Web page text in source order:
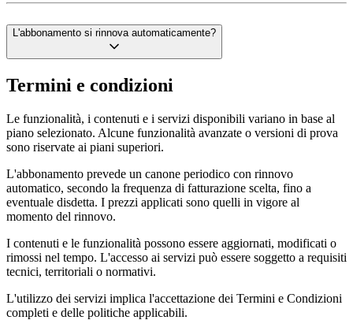
L'abbonamento si rinnova automaticamente?
Termini e condizioni
Le funzionalità, i contenuti e i servizi disponibili variano in base al
piano selezionato. Alcune funzionalità avanzate o versioni di prova
sono riservate ai piani superiori.
L'abbonamento prevede un canone periodico con rinnovo
automatico, secondo la frequenza di fatturazione scelta, fino a
eventuale disdetta. I prezzi applicati sono quelli in vigore al
momento del rinnovo.
I contenuti e le funzionalità possono essere aggiornati, modificati o
rimossi nel tempo. L'accesso ai servizi può essere soggetto a requisiti
tecnici, territoriali o normativi.
L'utilizzo dei servizi implica l'accettazione dei Termini e Condizioni
completi e delle politiche applicabili.